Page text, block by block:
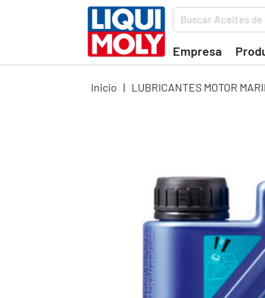
Buscar Aceites
Empresa
Inicio | LUBRICANTES MOTOR